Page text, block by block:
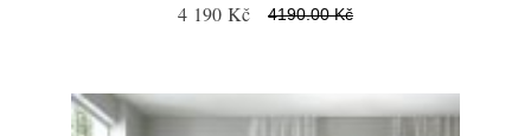
4 190 Kč 4190.00 Kč